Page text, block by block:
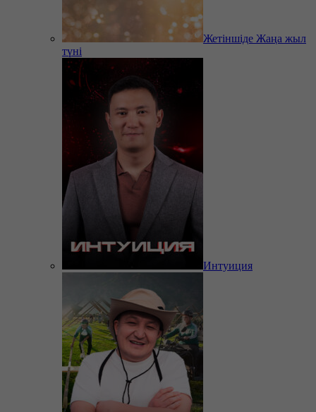
Жетіншіде Жаңа жыл
түні
Интуиция